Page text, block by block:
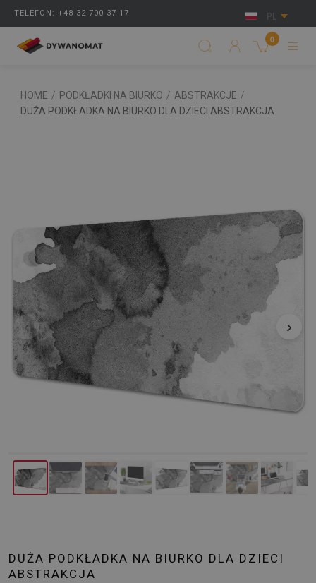
TELEFON: +48 32 700 37 17 PL
0
HOME / PODKŁADKI NA BIURKO / ABSTRAKCJE /
DUŻA PODKŁADKA NA BIURKO DLA DZIECI ABSTRAKCJA
‹ ›
DUŻA PODKŁADKA NA BIURKO DLA DZIECI
ABSTRAKCJA